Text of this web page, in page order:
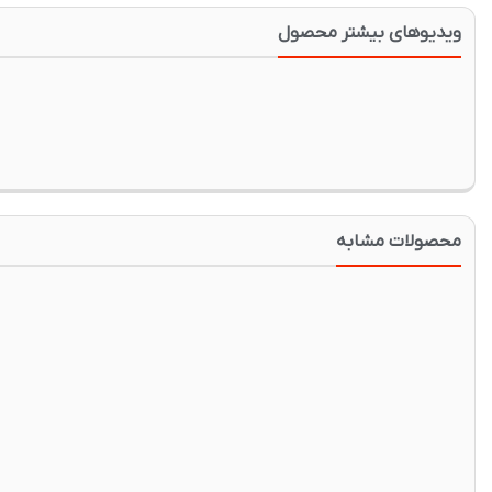
ویدیوهای بیشتر محصول
محصولات مشابه